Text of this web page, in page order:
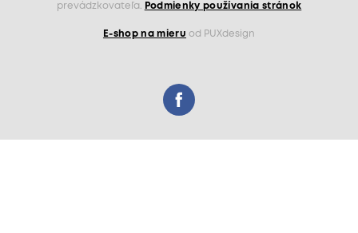
prevádzkovateľa.
Podmienky používania stránok
E-shop na mieru od PUXdesign